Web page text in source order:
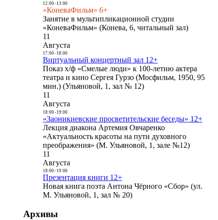
12:00- 13:00
«КоневаФильм» 6+
Занятие в мультипликационной студии
«КоневаФильм» (Конева, 6, читальный зал)
11
Августа
17:00- 18:00
Виртуальный концертный зал 12+
Показ х/ф «Смелые люди» к 100-летию актера
театра и кино Сергея Гурзо (Мосфильм, 1950, 95
мин.) (Ульяновой, 1, зал № 12)
11
Августа
18:00- 19:00
«Заоникиевские просветительские беседы» 12+
Лекция диакона Артемия Овчаренко
«Актуальность красоты на пути духовного
преображения» (М. Ульяновой, 1, зале №12)
11
Августа
18:00- 19:00
Презентация книги 12+
Новая книга поэта Антона Чёрного «Сбор» (ул.
М. Ульяновой, 1, зал № 20)
Архивы